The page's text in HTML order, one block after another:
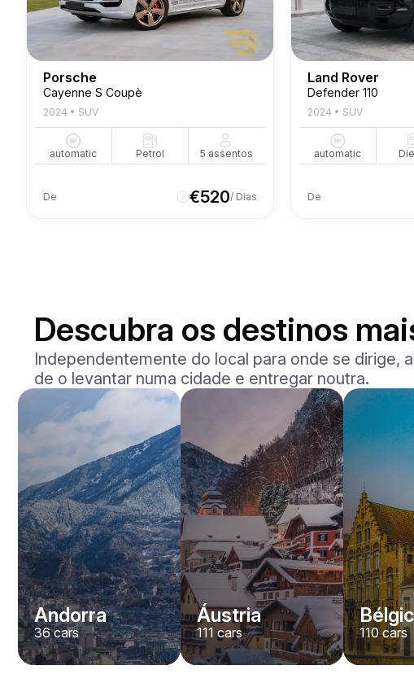
Porsche
Cayenne S Coupè
2024 • SUV
automatic Petrol 5 assentos
De €520/ Dias
Land Rover
Defender 110
2024 • SUV
automatic
De
Descubra os destinos
Independentemente do local para onde se dirige,
de o levantar numa cidade e entregar noutra.
Andorra
36cars
Áustria
111 cars 110cars